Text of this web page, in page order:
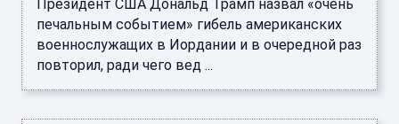
Президент США Дональд Трамп назвал «очень
печальным событием» гибель американских
военнослужащих в Иордании и в очередной раз
повторил, ради чего вед ...